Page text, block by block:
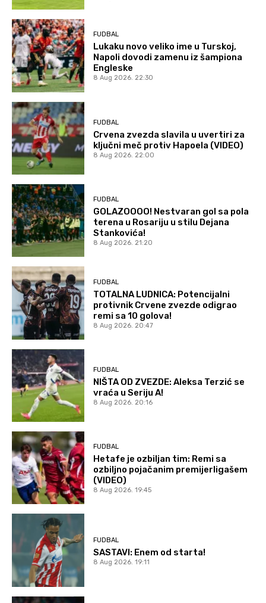
FUDBAL
Lukaku novo veliko ime u Turskoj,
Napoli dovodi zamenu iz šampiona
Engleske
8 Aug 2026. 22:30
FUDBAL
Crvena zvezda slavila u uvertiri za
ključni meč protiv Hapoela (VIDEO)
8 Aug 2026. 22:00
FUDBAL
GOLAZOOOO! Nestvaran gol sa pola
terena u Rosariju u stilu Dejana
Stankovića!
8 Aug 2026. 21:20
FUDBAL
TOTALNA LUDNICA: Potencijalni
protivnik Crvene zvezde odigrao
remi sa 10 golova!
8 Aug 2026. 20:47
FUDBAL
NIŠTA OD ZVEZDE: Aleksa Terzić se
vraća u Seriju A!
8 Aug 2026. 20:16
FUDBAL
Hetafe je ozbiljan tim: Remi sa
ozbiljno pojačanim premijerligašem
(VIDEO)
8 Aug 2026. 19:45
FUDBAL
SASTAVI: Enem od starta!
8 Aug 2026. 19:11